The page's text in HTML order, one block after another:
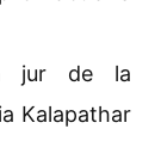
jur de la
Kalapathar